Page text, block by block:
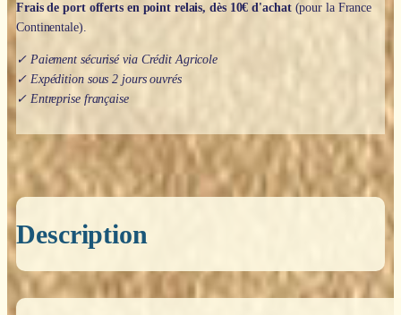
Frais de port offerts en point relais, dès 10€ d'achat(pour la France
Continentale).
✓ Paiement sécurisé via Crédit Agricole
✓ Expédition sous 2 jours ouvrés
✓ Entreprise française
Description